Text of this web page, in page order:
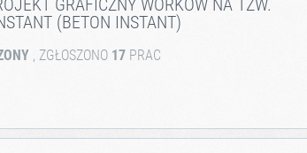
GRAFICZNY WORKÓW NA TZW.
(BETON INSTANT)
, ZGŁOSZONO 17 PRAC